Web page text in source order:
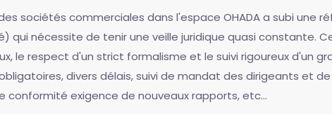
sociétés commerciales dans l'espace OHADA a subi
qui nécessite de tenir une veille juridique quasi
le respect d'un strict formalisme et le suivi rigoureux d'un
divers délais, suivi de mandat des dirigeants et
exigence de nouveaux rapports, etc...